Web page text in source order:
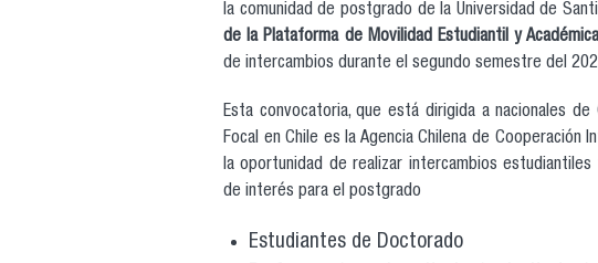
la comunidad de postgrado de la Universidad de
de la Plataforma de Movilidad Estudiantil y
de intercambios durante el segundo semestre del
Esta convocatoria, que está dirigida a nacionales
Focal en Chile es la Agencia Chilena de Cooperación
la oportunidad de realizar intercambios
de interés para el postgrado
Estudiantes de Doctorado